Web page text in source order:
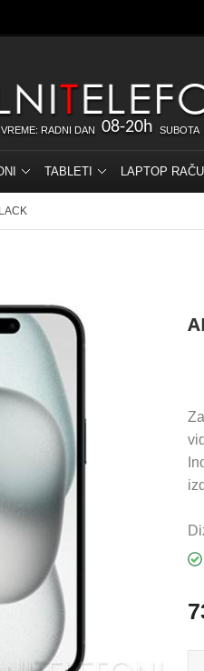
RADNI DAN 08-20h SUBOTA
TABLETI LAPTOP